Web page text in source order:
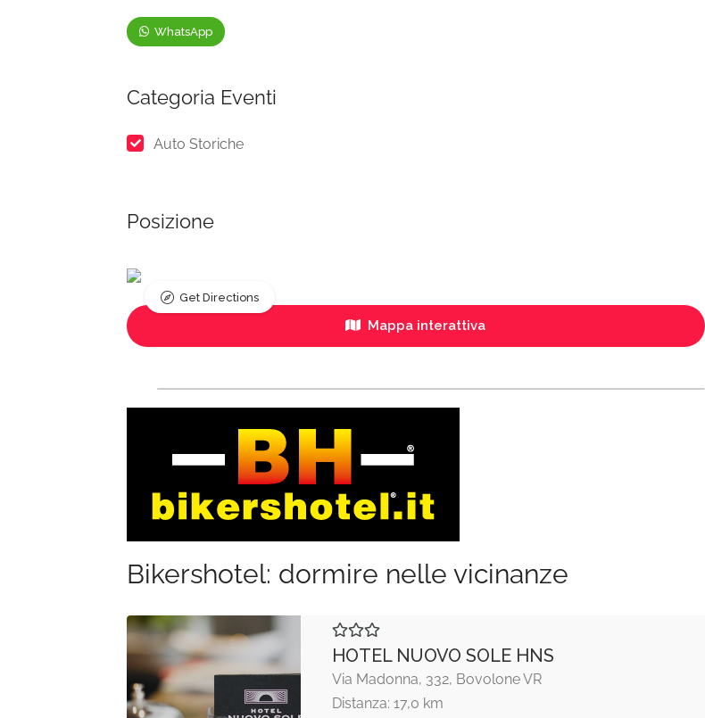
WhatsApp
Categoria Eventi
Auto Storiche
Posizione
Mappa interattiva
Get Directions
Bikershotel: dormire nelle vicinanze
HOTEL NUOVO SOLE HNS
Via Madonna, 332, Bovolone VR
Distanza: 17,0 km